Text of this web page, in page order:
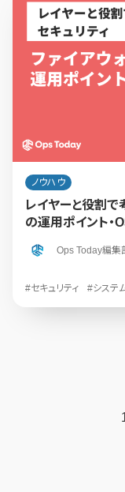
ノウハウ
レイヤーと役割で
の運用ポイント・
Ops Today編集
#セキュリティ #システ